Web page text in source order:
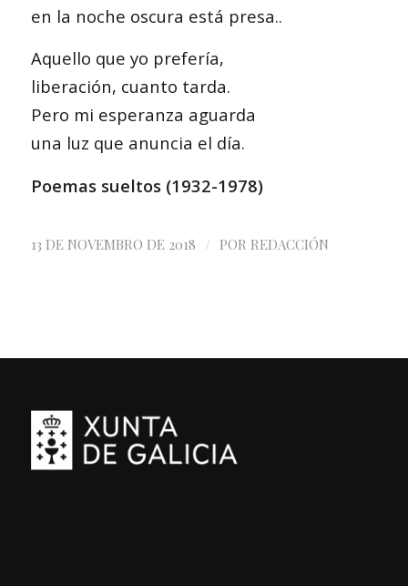
en la noche oscura está presa..
Aquello que yo prefería,
liberación, cuanto tarda.
Pero mi esperanza aguarda
una luz que anuncia el día.
Poemas sueltos (1932-1978)
13 DE NOVEMBRO DE 2018 / POR REDACCIÓN